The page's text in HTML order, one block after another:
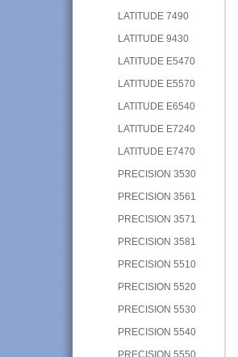
LATITUDE 7490
LATITUDE 9430
LATITUDE E5470
LATITUDE E5570
LATITUDE E6540
LATITUDE E7240
LATITUDE E7470
PRECISION 3530
PRECISION 3561
PRECISION 3571
PRECISION 3581
PRECISION 5510
PRECISION 5520
PRECISION 5530
PRECISION 5540
PRECISION 5550